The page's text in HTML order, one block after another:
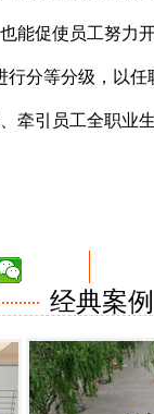
促使员工努力
分等分级，以
牵引员工全职业
经典案例